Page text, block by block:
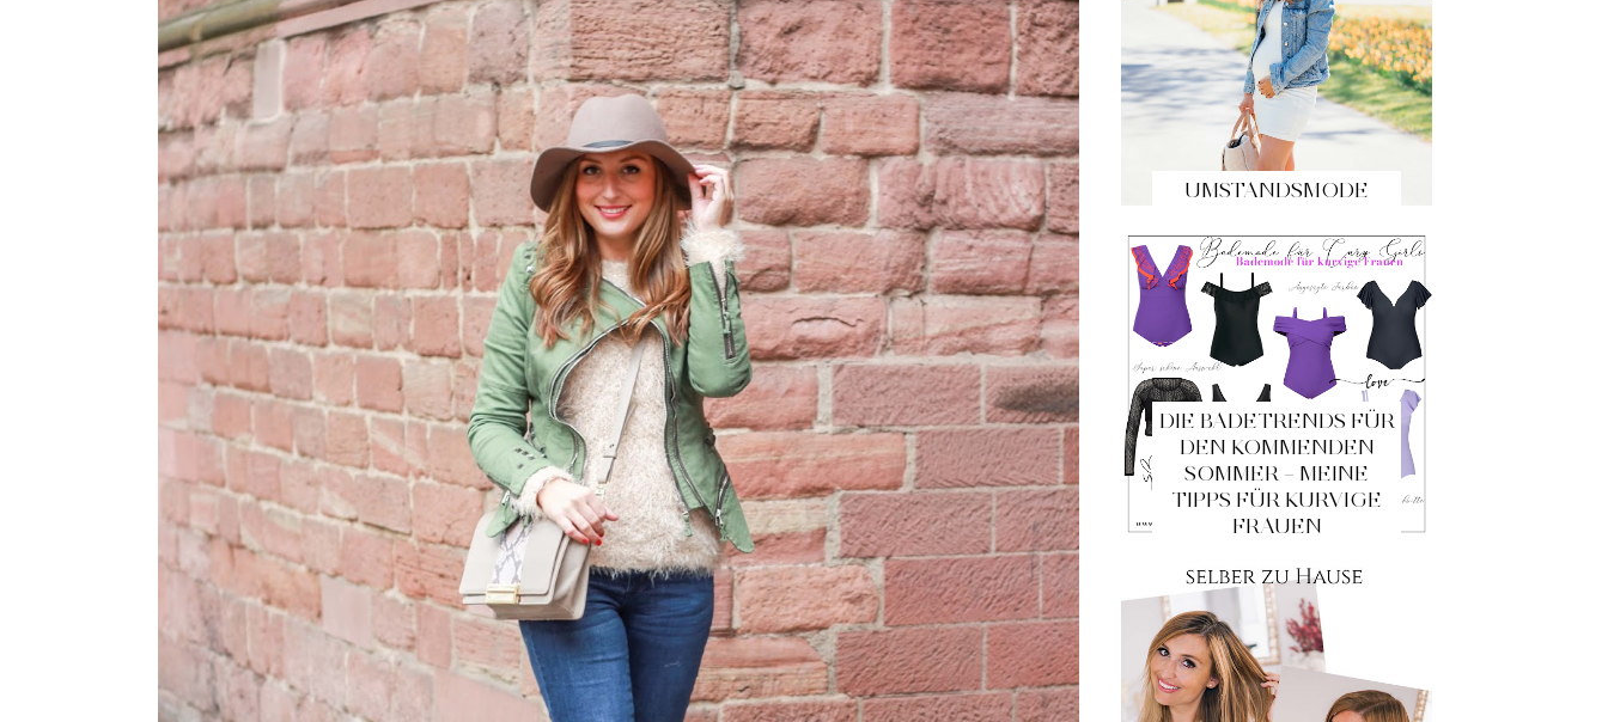
UMSTANDSMODE
DIE BADETRENDS FÜR
DEN KOMMENDEN
SOMMER – MEINE
TIPPS FÜR KURVIGE
FRAUEN